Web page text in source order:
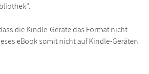
die Kindle-Geräte das Format nicht
eBook somit nicht auf Kindle-Geräten